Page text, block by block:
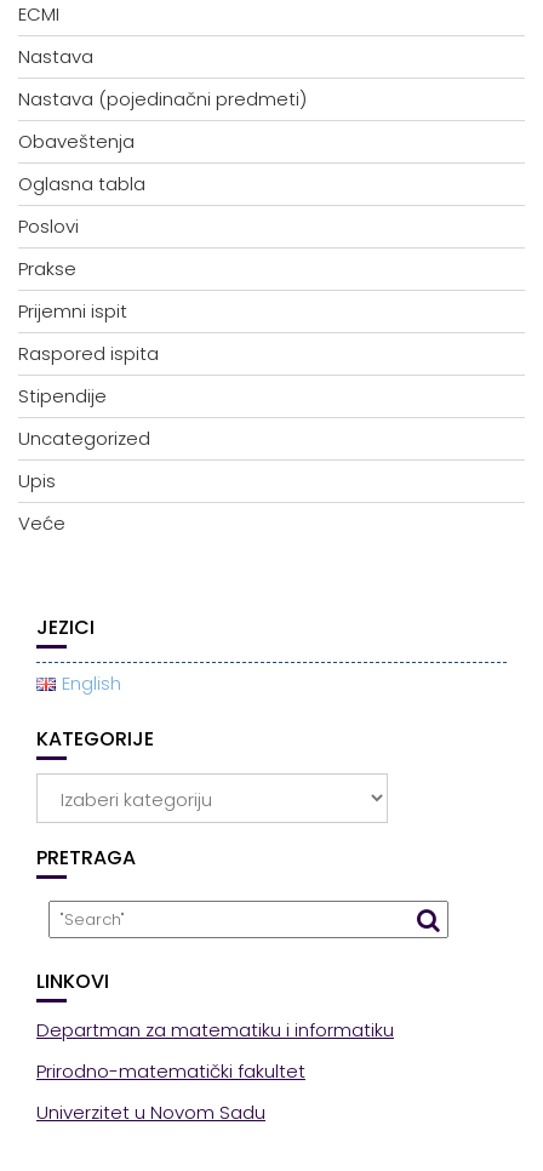
ECMI
Nastava
Nastava (pojedinačni predmeti)
Obaveštenja
Oglasna tabla
Poslovi
Prakse
Prijemni ispit
Raspored ispita
Stipendije
Uncategorized
Upis
Veće
JEZICI
English
KATEGORIJE
PRETRAGA
LINKOVI
Departman za matematiku i informatiku
Prirodno-matematički fakultet
Univerzitet u Novom Sadu